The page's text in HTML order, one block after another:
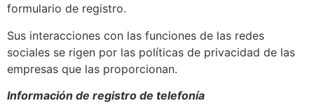
formulario de registro.
Sus interacciones con las funciones de las redes
sociales se rigen por las políticas de privacidad de las
empresas que las proporcionan.
Información de registro de telefonía